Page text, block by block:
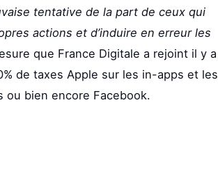
tentative de la part de ceux qui
actions et d’induire en erreur les
que France Digitale a rejoint il y a
de taxes Apple sur les in-apps et les
ou bien encore Facebook.